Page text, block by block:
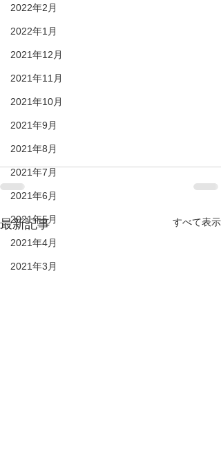
2022年2月
2022年1月
2021年12月
2021年11月
2021年10月
2021年9月
2021年8月
2021年7月
2021年6月
2021年5月
2021年4月
2021年3月
最新記事 すべて表示